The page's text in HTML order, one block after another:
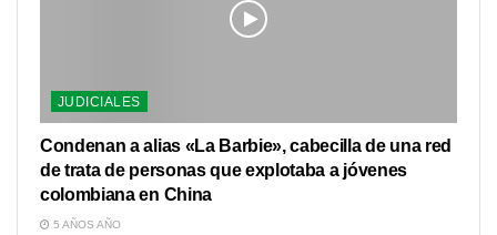
JUDICIALES
Condenan a alias «La Barbie», cabecilla de una red
de trata de personas que explotaba a jóvenes
colombiana en China
5 AÑOS AÑO